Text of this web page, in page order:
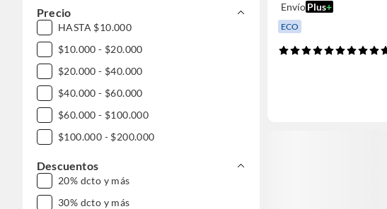
Precio
HASTA $10.000
$10.000 - $20.000
$20.000 - $40.000
$40.000 - $60.000
$60.000 - $100.000
$100.000 - $200.000
Descuentos
20% dcto y más
30% dcto y más
EnvíoPlus+
ECO